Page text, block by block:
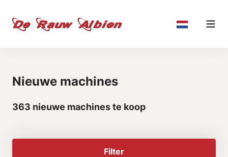
Nieuwe machines
363 nieuwe machines te koop
Filter